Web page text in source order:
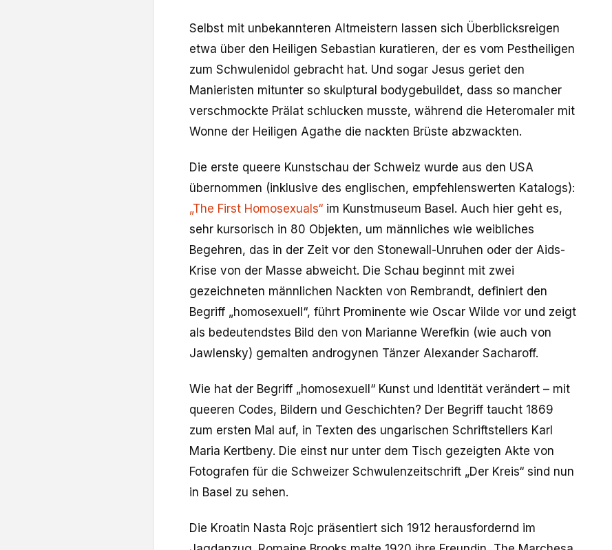
Selbst mit unbekannteren Altmeistern lassen sich Überblicksreigen
etwa über den Heiligen Sebastian kuratieren, der es vom Pestheiligen
zum Schwulenidol gebracht hat. Und sogar Jesus geriet den
Manieristen mitunter so skulptural bodygebuildet, dass so mancher
verschmockte Prälat schlucken musste, während die Heteromaler mit
Wonne der Heiligen Agathe die nackten Brüste abzwackten.
Die erste queere Kunstschau der Schweiz wurde aus den USA
übernommen (inklusive des englischen, empfehlenswerten Katalogs):
„The First Homosexuals“ im Kunstmuseum Basel. Auch hier geht es,
sehr kursorisch in 80 Objekten, um männliches wie weibliches
Begehren, das in der Zeit vor den Stonewall-Unruhen oder der Aids-
Krise von der Masse abweicht. Die Schau beginnt mit zwei
gezeichneten männlichen Nackten von Rembrandt, definiert den
Begriff „homosexuell“, führt Prominente wie Oscar Wilde vor und zeigt
als bedeutendstes Bild den von Marianne Werefkin (wie auch von
Jawlensky) gemalten androgynen Tänzer Alexander Sacharoff.
Wie hat der Begriff „homosexuell“ Kunst und Identität verändert – mit
queeren Codes, Bildern und Geschichten? Der Begriff taucht 1869
zum ersten Mal auf, in Texten des ungarischen Schriftstellers Karl
Maria Kertbeny. Die einst nur unter dem Tisch gezeigten Akte von
Fotografen für die Schweizer Schwulenzeitschrift „Der Kreis“ sind nun
in Basel zu sehen.
Die Kroatin Nasta Rojc präsentiert sich 1912 herausfordernd im